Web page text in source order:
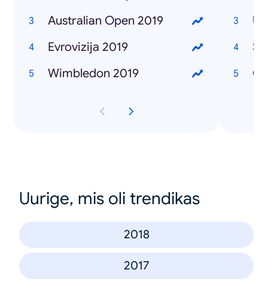
Australian Open 2019
Evrovizija 2019
Wimbledon 2019
Uurige, mis oli trendikas
2018
2017